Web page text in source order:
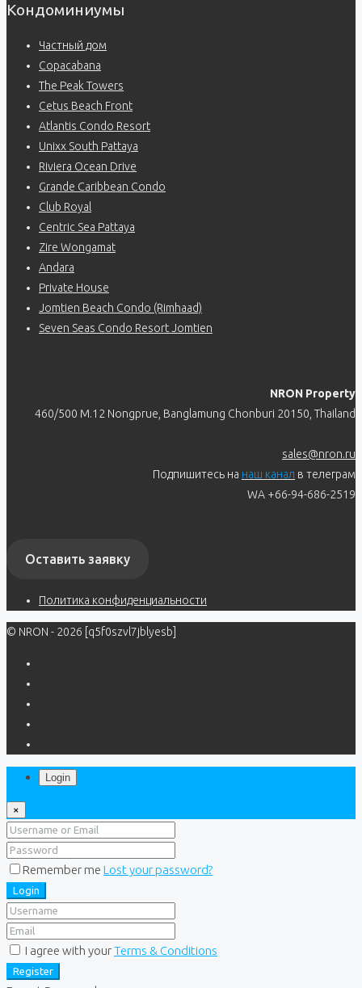
Кондоминиумы
Частный дом
Copacabana
The Peak Towers
Cetus Beach Front
Atlantis Condo Resort
Unixx South Pattaya
Riviera Ocean Drive
Grande Caribbean Condo
Club Royal
Centric Sea Pattaya
Zire Wongamat
Andara
Private House
Jomtien Beach Condo (Rimhaad)
Seven Seas Condo Resort Jomtien
NRON Property
460/500 M.12 Nongprue, Banglamung Chonburi 20150, Thailand
sales@nron.ru
Подпишитесь на наш канал в телеграм
WA +66-94-686-2519
Оставить заявку
Политика конфиденциальности
© NRON - 2026 [q5f0szvl7jblyesb]
Login
×
Remember me Lost your password?
Login
I agree with yourTerms & Conditions
Register